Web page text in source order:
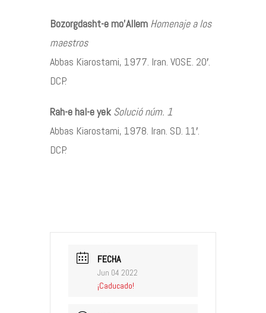
Bozorgdasht-e mo’Allem Homenaje a los
maestros
Abbas Kiarostami, 1977. Iran. VOSE. 20′.
DCP.
Rah-e hal-e yek Solució núm. 1
Abbas Kiarostami, 1978. Iran. SD. 11′.
DCP.
FECHA
Jun 04 2022
¡Caducado!